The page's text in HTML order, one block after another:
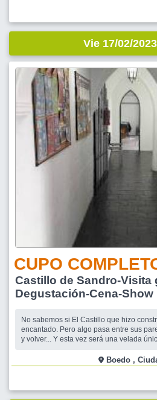
Vie 17/02/
CUPO
Castillo de Sandro-Visita
Degustación-Cena-Show
No sabemos si El Castillo que hizo
encantado. Pero algo pasa entre sus
y volver... Y esta vez será una velada
una buena parte de la historia de
vinos